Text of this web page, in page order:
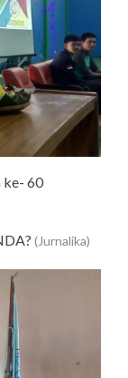
ke- 60
(Jurnalika)